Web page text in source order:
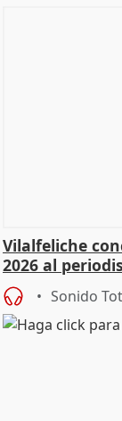
Vilalfeliche
2026 al
Sonido